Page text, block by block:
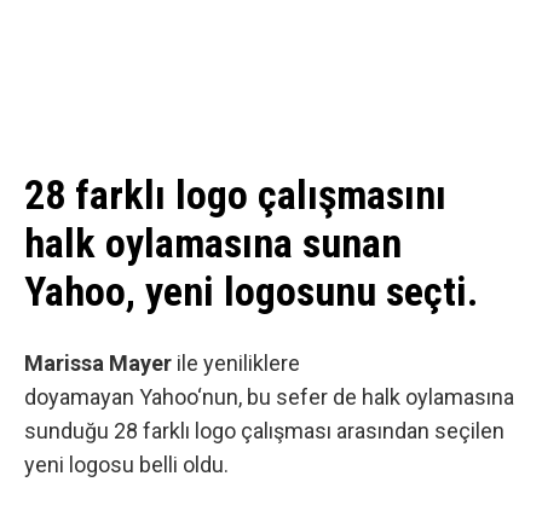
28 farklı logo çalışmasını
halk oylamasına sunan
Yahoo, yeni logosunu seçti.
Marissa Mayer ile yeniliklere
doyamayan Yahoo‘nun, bu sefer de halk oylamasına
sunduğu 28 farklı logo çalışması arasından seçilen
yeni logosu belli oldu.